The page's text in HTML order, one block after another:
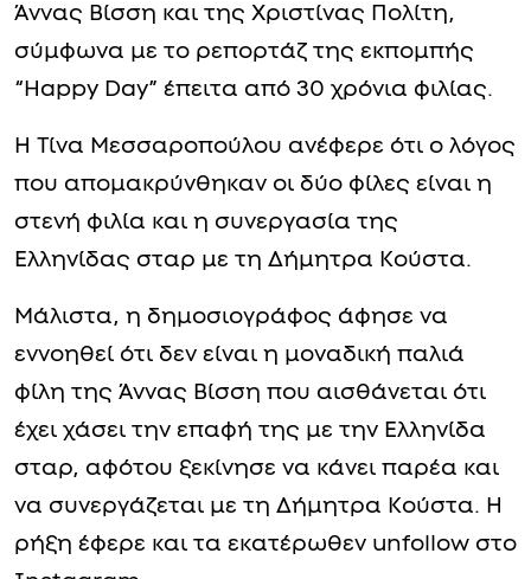
Άννας Βίσση και της Χριστίνας Πολίτη,
σύμφωνα με το ρεπορτάζ της εκπομπής
“Happy Day” έπειτα από 30 χρόνια φιλίας.
Η Τίνα Μεσσαροπούλου ανέφερε ότι ο λόγος
που απομακρύνθηκαν οι δύο φίλες είναι η
στενή φιλία και η συνεργασία της
Ελληνίδας σταρ με τη Δήμητρα Κούστα.
Μάλιστα, η δημοσιογράφος άφησε να
εννοηθεί ότι δεν είναι η μοναδική παλιά
φίλη της Άννας Βίσση που αισθάνεται ότι
έχει χάσει την επαφή της με την Ελληνίδα
σταρ, αφότου ξεκίνησε να κάνει παρέα και
να συνεργάζεται με τη Δήμητρα Κούστα. Η
ρήξη έφερε και τα εκατέρωθεν unfollow στο